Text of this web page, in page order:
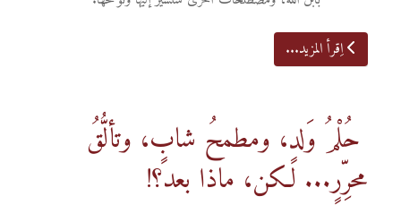
اِقرأ المزيد...
حُلْمُ وَلدٍ، ومطمحُ شابٍ، وتألُّقُ
محرِّرٍ... لكن، ماذا بعد؟!